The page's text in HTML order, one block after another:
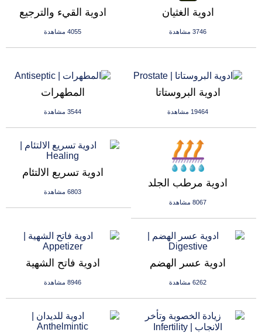
ادوية القيء والترجيع
4055 مشاهدة
ادوية الغثيان
3746 مشاهدة
المطهرات
3544 مشاهدة
ادوية البروستاتا
19464 مشاهدة
ادوية تسريع الالتئام
6803 مشاهدة
ادوية مرطب الجلد
8067 مشاهدة
ادوية فاتح الشهية
8946 مشاهدة
ادوية عسر الهضم
6262 مشاهدة